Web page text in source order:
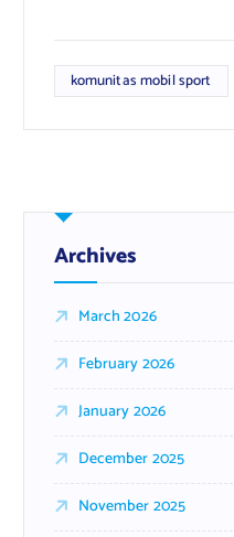
komunitas mobil sport
Archives
March 2026
February 2026
January 2026
December 2025
November 2025